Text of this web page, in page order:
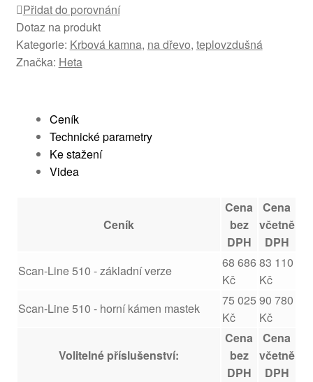
Přidat do porovnání
Dotaz na produkt
Kategorie: Krbová kamna, na dřevo, teplovzdušná
Značka: Heta
Ceník
Technické parametry
Ke stažení
Videa
Ceník
Cena
bez
DPH
Cena
včetně
DPH
Scan-Line 510 - základní verze
68 686
Kč
83 110
Kč
Scan-Line 510 - horní kámen mastek
75 025
Kč
90 780
Kč
Volitelné příslušenství:
Cena
bez
DPH
Cena
včetně
DPH